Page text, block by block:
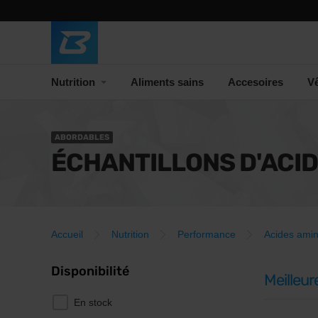
Nutrition Aliments sains Accesoires
ABORDABLES
ÉCHANTILLONS
Accueil Nutrition Performance Acides
Disponibilité
En stock